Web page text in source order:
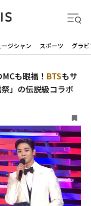
ージシャン スポーツ グラビ
MCも眼福！ BTSもサ
」の伝説級コラボ